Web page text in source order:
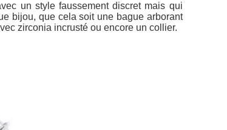
un style faussement discret mais qui
bijou, que cela soit une bague arborant
zirconia incrusté ou encore un collier.